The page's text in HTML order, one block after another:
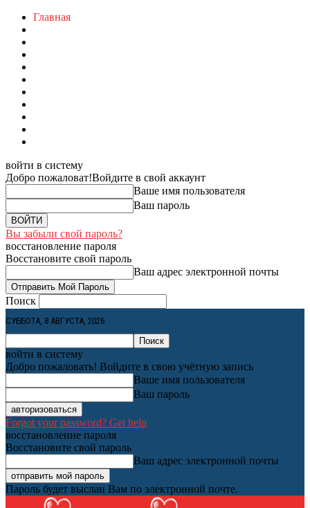
Главная
войти в систему
Добро пожаловат!Войдите в свой аккаунт
Ваше имя пользователя
Ваш пароль
Вы забыли свой пароль?
восстановление пароля
Восстановите свой пароль
Ваш адрес электронной почты
Поиск
СУББОТА, 8 АВГУСТА, 2026
войти в систему
Добро пожаловать! Войдите в свою учётную запись
Ваше имя пользователя
Ваш пароль
Forgot your password? Get help
восстановление пароля
Восстановите свой пароль
Ваш адрес электронной почты
Пароль будет выслан Вам по электронной почте.